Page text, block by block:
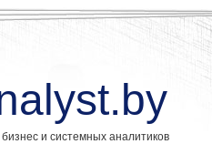
и системных аналитиков